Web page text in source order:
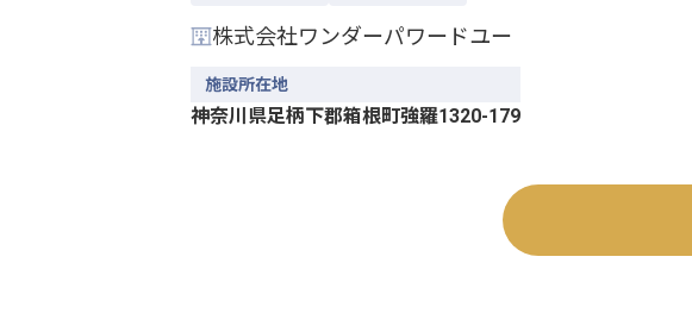
株式会社ワンダーパワードユー
施設所在地
神奈川県足柄下郡箱根町強羅1320-179